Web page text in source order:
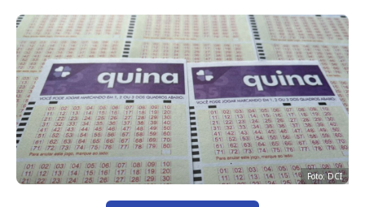
Foto: DCI